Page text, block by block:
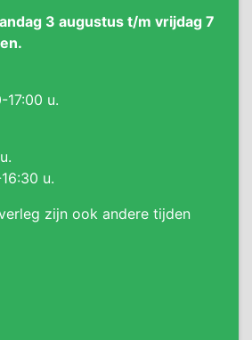
3 augustus t/m vrijdag 7
17:00 u.
u.
zijn ook andere tijden